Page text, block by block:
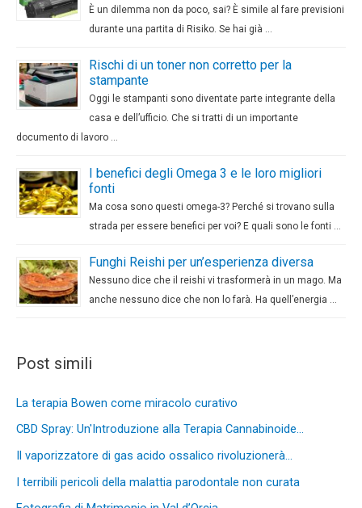
È un dilemma non da poco, sai? È simile al fare previsioni
durante una partita di Risiko. Se hai già …
Rischi di un toner non corretto per la
stampante
Oggi le stampanti sono diventate parte integrante della
casa e dell’ufficio. Che si tratti di un importante
documento di lavoro …
I benefici degli Omega 3 e le loro migliori
fonti
Ma cosa sono questi omega-3? Perché si trovano sulla
strada per essere benefici per voi? E quali sono le fonti …
Funghi Reishi per un’esperienza diversa
Nessuno dice che il reishi vi trasformerà in un mago. Ma
anche nessuno dice che non lo farà. Ha quell’energia …
Post simili
La terapia Bowen come miracolo curativo
CBD Spray: Un'Introduzione alla Terapia Cannabinoide…
Il vaporizzatore di gas acido ossalico rivoluzionerà…
I terribili pericoli della malattia parodontale non curata